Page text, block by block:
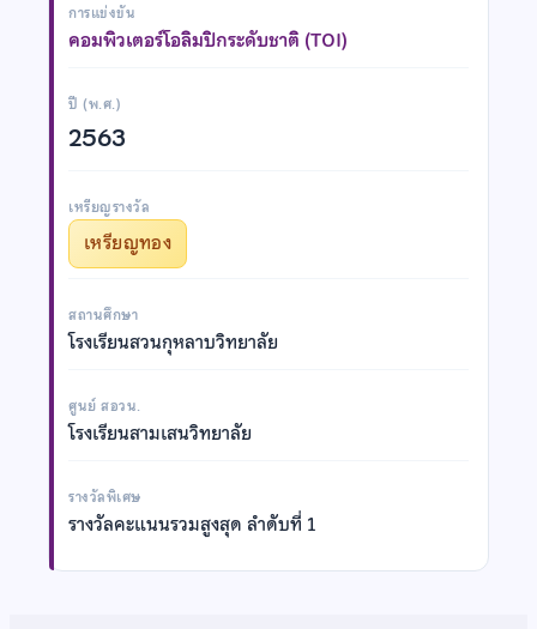
การแข่งขัน
คอมพิวเตอร์โอลิมปิกระดับชาติ (TOI)
ปี (พ.ศ.)
2563
เหรียญรางวัล
เหรียญทอง
สถานศึกษา
โรงเรียนสวนกุหลาบวิทยาลัย
ศูนย์ สอวน.
โรงเรียนสามเสนวิทยาลัย
รางวัลพิเศษ
รางวัลคะแนนรวมสูงสุด ลำดับที่ 1